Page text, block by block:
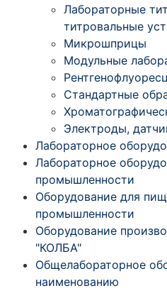
Лабораторные
титровальные
Микрошприцы
Модульные
Стандартные
Электроды,
Лабораторное
Лабораторное
промышленности
Оборудование для
промышленности
Оборудование
"КОЛБА"
Общелабораторное
наименованию